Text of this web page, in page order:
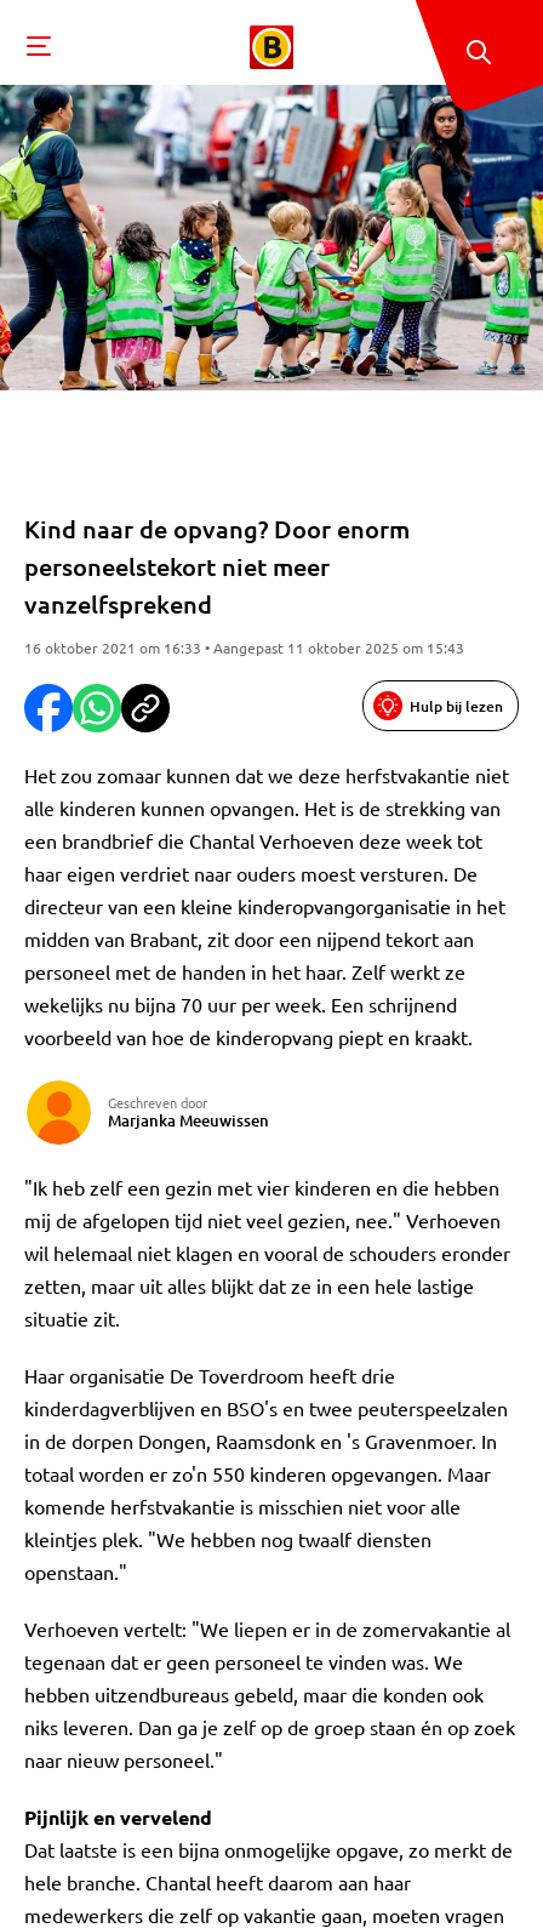
Kind naar de opvang? Door enorm
personeelstekort niet meer
vanzelfsprekend
16 oktober 2021 om 16:33 • Aangepast 11 oktober 2025 om 15:43
Hulp bij lezen
Het zou zomaar kunnen dat we deze herfstvakantie niet
alle kinderen kunnen opvangen. Het is de strekking van
een brandbrief die Chantal Verhoeven deze week tot
haar eigen verdriet naar ouders moest versturen. De
directeur van een kleine kinderopvangorganisatie in het
midden van Brabant, zit door een nijpend tekort aan
personeel met de handen in het haar. Zelf werkt ze
wekelijks nu bijna 70 uur per week. Een schrijnend
voorbeeld van hoe de kinderopvang piept en kraakt.
Geschreven door
Marjanka Meeuwissen
"Ik heb zelf een gezin met vier kinderen en die hebben
mij de afgelopen tijd niet veel gezien, nee." Verhoeven
wil helemaal niet klagen en vooral de schouders eronder
zetten, maar uit alles blijkt dat ze in een hele lastige
situatie zit.
Haar organisatie De Toverdroom heeft drie
kinderdagverblijven en BSO's en twee peuterspeelzalen
in de dorpen Dongen, Raamsdonk en 's Gravenmoer. In
totaal worden er zo'n 550 kinderen opgevangen. Maar
komende herfstvakantie is misschien niet voor alle
kleintjes plek. "We hebben nog twaalf diensten
openstaan."
Verhoeven vertelt: "We liepen er in de zomervakantie al
tegenaan dat er geen personeel te vinden was. We
hebben uitzendbureaus gebeld, maar die konden ook
niks leveren. Dan ga je zelf op de groep staan én op zoek
naar nieuw personeel."
Pijnlijk en vervelend
Dat laatste is een bijna onmogelijke opgave, zo merkt de
hele branche. Chantal heeft daarom aan haar
medewerkers die zelf op vakantie gaan, moeten vragen